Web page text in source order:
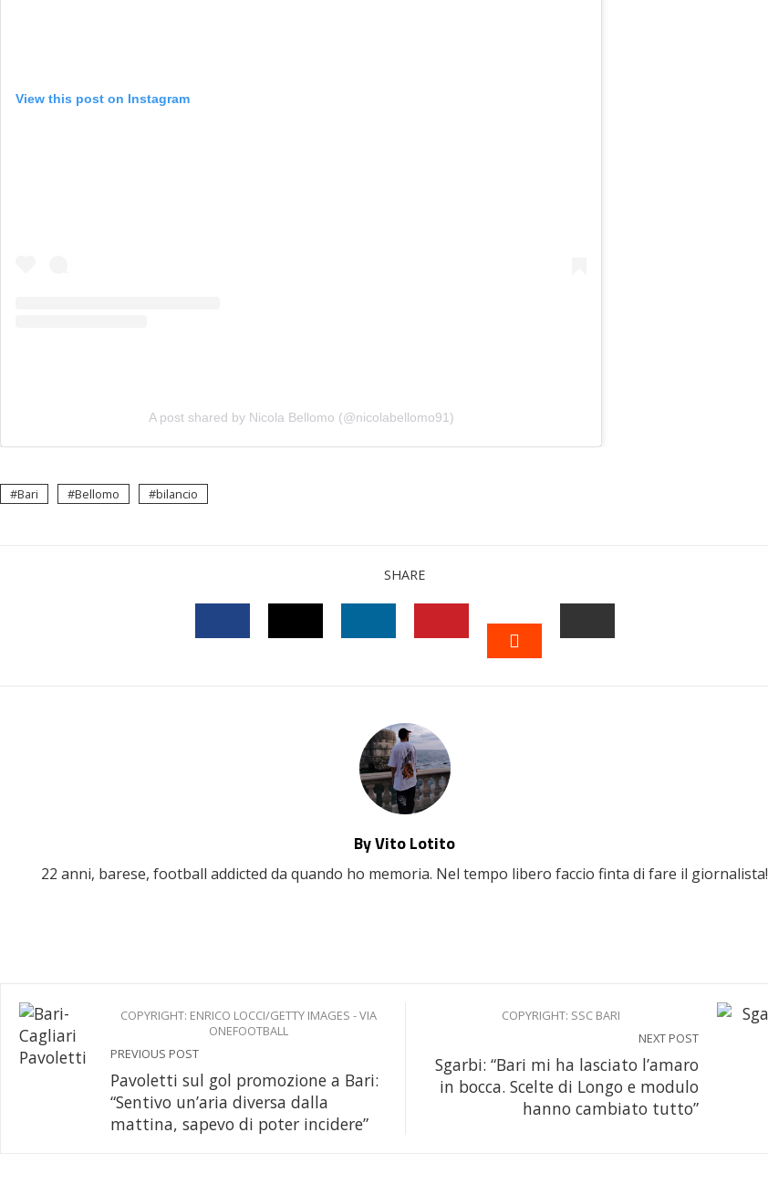
View this post on Instagram
A post shared by Nicola Bellomo (@nicolabellomo91)
Bari Bellomo bilancio
SHARE
PINTEREST
By Vito Lotito
22 anni, barese, football addicted da quando ho memoria. Nel tempo libero faccio finta di fare il giornalista!
COPYRIGHT: ENRICO LOCCI/GETTY IMAGES - VIA
ONEFOOTBALL
PREVIOUS POST
Pavoletti sul gol promozione a Bari:
“Sentivo un’aria diversa dalla
mattina, sapevo di poter incidere”
COPYRIGHT: SSC BARI
NEXT POST
Sgarbi: “Bari mi ha lasciato l’amaro
in bocca. Scelte di Longo e modulo
hanno cambiato tutto”